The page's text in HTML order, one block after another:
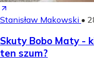
Stanisław Makowski •
Skuty Bobo Maty -
ten szum?